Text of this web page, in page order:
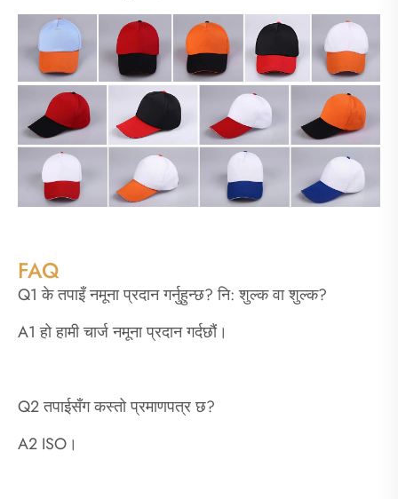
FAQ
Q1 के तपाइँ नमूना प्रदान गर्नुहुन्छ? नि: शुल्क वा शुल्क?
A1 हो हामी चार्ज नमूना प्रदान गर्दछौं।
Q2 तपाईसँग कस्तो प्रमाणपत्र छ?
A2 ISO।